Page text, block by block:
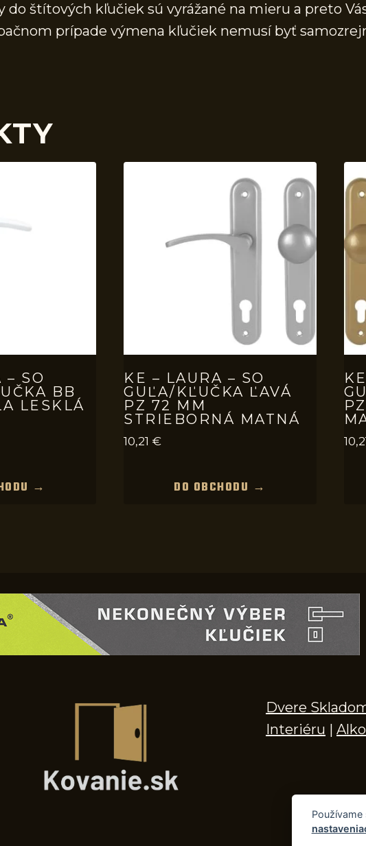
štítových kľučiek sú vyrážané na mieru a preto
prípade výmena kľučiek nemusí byť
– SO
BB
LESKLÁ
→
KE – LAURA – SO
GUĽA/KĽUČKA ĽAVÁ
PZ 72 MM
STRIEBORNÁ MATNÁ
10,21 €
DO OBCHODU →
Dvere
Interiéru |